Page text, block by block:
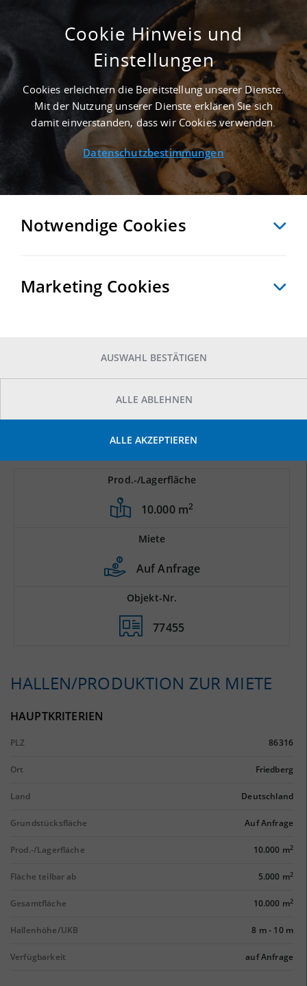
ERSTBEZUG - 10.000 M² GEWERBEHALLE IN
FRIEDBERG NAHE
GÜTERVERKEHRSZENTRUM DUSS-TERMINAL
AUGSBURG-OBERHAUSEN - LANDKREIS
AICHACH-FRIEDBERG
Immobiliensuche/Detailansicht
ZURÜCK MERKEN VERGLEICHEN
Prod.-/Lagerfläche
10.000 m2
Miete
Auf Anfrage
Objekt-Nr.
77455
HALLEN/PRODUKTION ZUR MIETE
HAUPTKRITERIEN
PLZ 86316
Ort Friedberg
Land Deutschland
Grundstücksfläche Auf Anfrage
Prod.-/Lagerfläche 10.000 m2
Fläche teilbar ab 5.000 m2
Gesamtfläche 10.000 m2
Hallenhöhe/UKB 8 m- 10 m
Verfügbarkeit auf Anfrage
Cookie Hinweis und
Einstellungen
Cookies erleichtern die Bereitstellung unserer Dienste.
Mit der Nutzung unserer Dienste erklären Sie sich
damit einverstanden, dass wir Cookies verwenden.
Datenschutzbestimmungen
Notwendige Cookies
Marketing Cookies
AUSWAHL BESTÄTIGEN
ALLE ABLEHNEN
ALLE AKZEPTIEREN